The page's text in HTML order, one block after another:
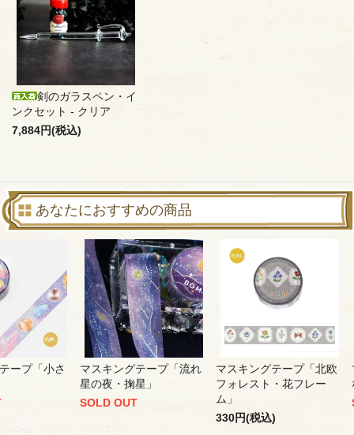
剣のガラスペン・イ
ンクセット - クリア
7,884円(税込)
あなたにおすすめの商品
ープ「小さ
マスキングテープ「流れ
星の夜・掬星」
SOLD OUT
マスキングテープ「北欧
フォレスト・花フレー
ム」
330円(税込)